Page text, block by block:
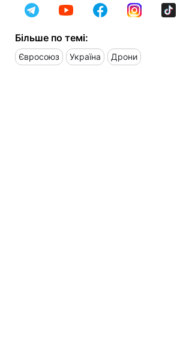
Більше по темі:
Євросоюз Україна Дрони